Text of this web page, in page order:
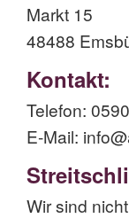
Markt 15
48488
Kontakt:
Telefon:
E-Mail:
Wir sind